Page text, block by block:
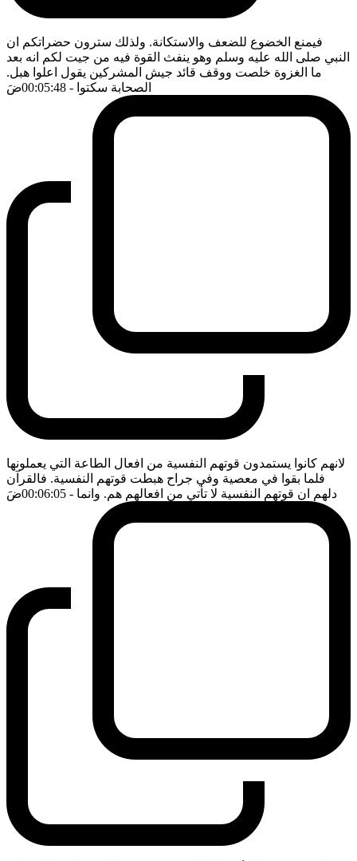
فيمنع الخضوع للضعف والاستكانة. ولذلك سترون حضراتكم ان
النبي صلى الله عليه وسلم وهو ينفث القوة فيه من جيت لكم انه بعد
ما الغزوة خلصت ووقف قائد جيش المشركين يقول اعلوا هبل.
الصحابة سكتوا - 00:05:48 ضَ
لانهم كانوا يستمدون قوتهم النفسية من افعال الطاعة التي يعملونها
فلما بقوا في معصية وفي جراح هبطت قوتهم النفسية. فالقرآن
دلهم ان قوتهم النفسية لا تأتي من افعالهم هم. وانما - 00:06:05 ضَ